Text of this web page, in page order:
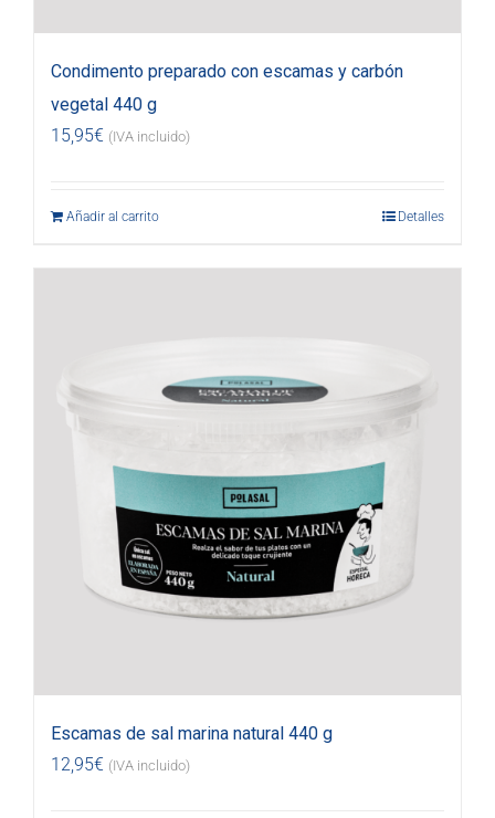
Condimento preparado con escamas y carbón
vegetal 440 g
15,95€ (IVA incluido)
Añadir al carrito Detalles
Escamas de sal marina natural 440 g
12,95€ (IVA incluido)